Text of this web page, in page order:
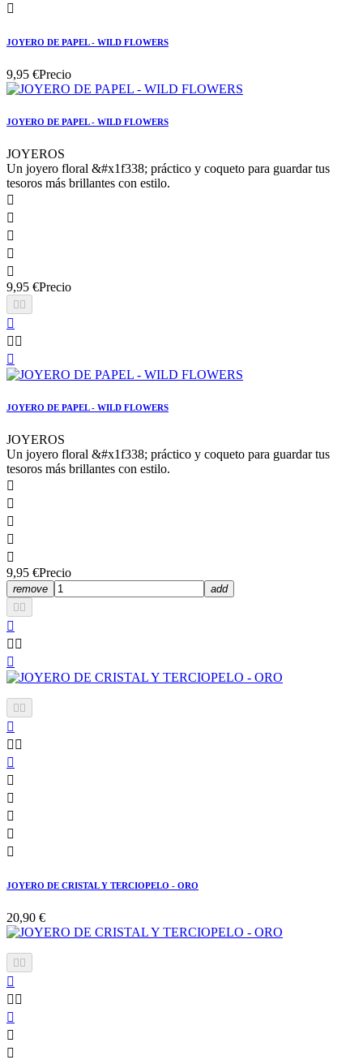

JOYERO DE PAPEL - WILD FLOWERS
9,95 €Precio
JOYERO DE PAPEL - WILD FLOWERS
JOYEROS
Un joyero floral &#x1f338; práctico y coqueto para guardar tus
tesoros más brillantes con estilo.





9,95 €Precio
 

 

JOYERO DE PAPEL - WILD FLOWERS
JOYEROS
Un joyero floral &#x1f338; práctico y coqueto para guardar tus
tesoros más brillantes con estilo.





9,95 €Precio
remove
add
 

 

 

 






JOYERO DE CRISTAL Y TERCIOPELO - ORO
20,90 €


 


